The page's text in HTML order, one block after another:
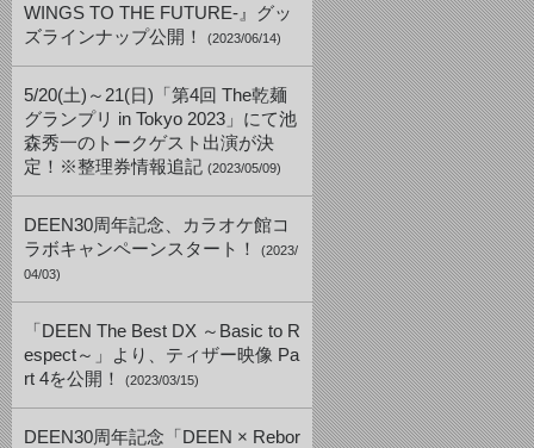
WINGS TO THE FUTURE-』グッ
ズラインナップ公開！
(2023/06/14)
5/20(土)～21(日)「第4回 The乾麺
グランプリ in Tokyo 2023」にて池
森秀一のトークゲスト出演が決
定！※整理券情報追記 (2023/05/09)
DEEN30周年記念、カラオケ館コ
ラボキャンペーンスタート！
(2023/
04/03)
「DEEN The Best DX ～Basic to R
espect～」より、ティザー映像 Pa
rt 4を公開！
(2023/03/15)
DEEN30周年記念「DEEN × Rebor